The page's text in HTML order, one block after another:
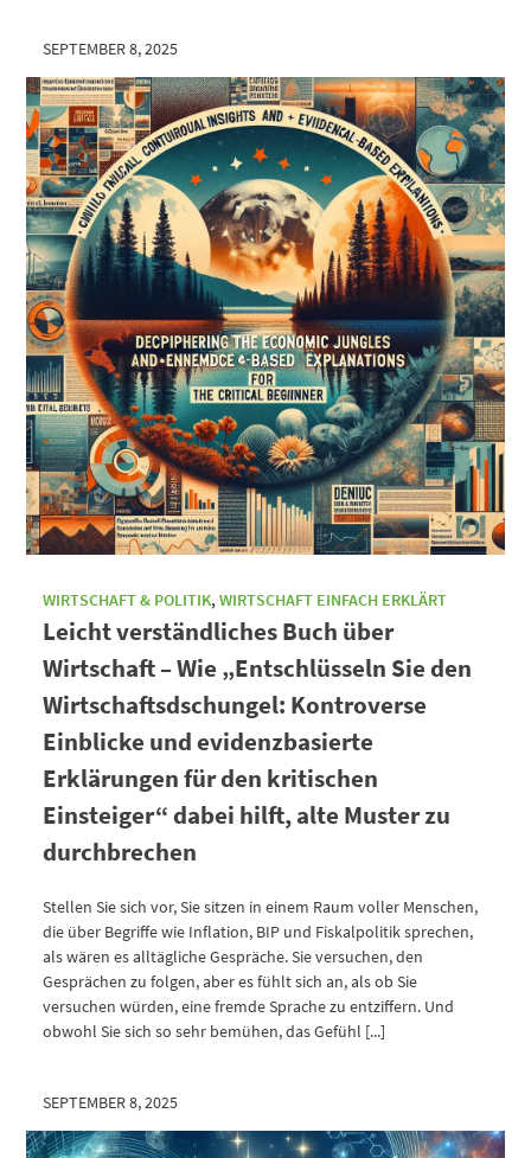
SEPTEMBER 8, 2025
WIRTSCHAFT & POLITIK,WIRTSCHAFT EINFACH ERKLÄRT
Leicht verständliches Buch über
Wirtschaft – Wie „Entschlüsseln Sie den
Wirtschaftsdschungel: Kontroverse
Einblicke und evidenzbasierte
Erklärungen für den kritischen
Einsteiger“ dabei hilft, alte Muster zu
durchbrechen
Stellen Sie sich vor, Sie sitzen in einem Raum voller Menschen,
die über Begriffe wie Inflation, BIP und Fiskalpolitik sprechen,
als wären es alltägliche Gespräche. Sie versuchen, den
Gesprächen zu folgen, aber es fühlt sich an, als ob Sie
versuchen würden, eine fremde Sprache zu entziffern. Und
obwohl Sie sich so sehr bemühen, das Gefühl [...]
SEPTEMBER 8, 2025